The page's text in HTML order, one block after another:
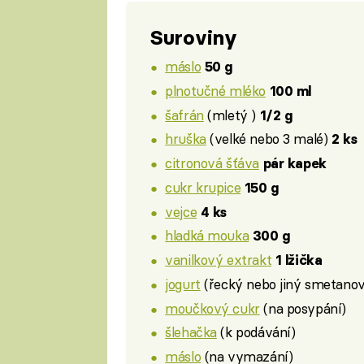
Suroviny
máslo 50 g
plnotučné mléko 100 ml
šafrán(mletý ) 1/2 g
hruška(velké nebo 3 malé) 2 ks
citronová šťáva pár kapek
cukr krupice 150 g
vejce 4 ks
hladká mouka 300 g
vanilkový extrakt 1 lžička
jogurt (řecký nebo jiný
moučkový cukr(na posypání)
šlehačka(k podávání)
máslo (na vymazání)